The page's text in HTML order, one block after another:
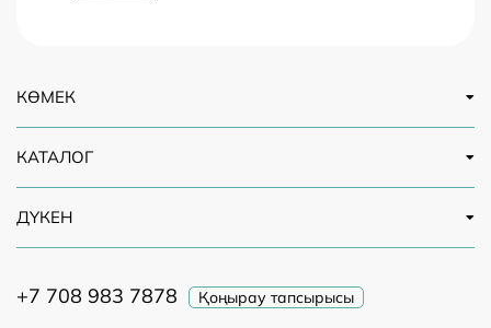
КӨМЕК
КАТАЛОГ
ДҮКЕН
+7 708 983 7878 Қоңырау тапсырысы